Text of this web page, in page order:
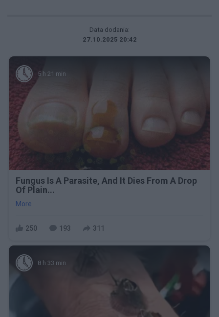
Data dodania:
27.10.2025 20:42
5 h 21 min
Fungus Is A Parasite, And It Dies From A Drop
Of Plain...
More
250 193 311
8 h 33 min